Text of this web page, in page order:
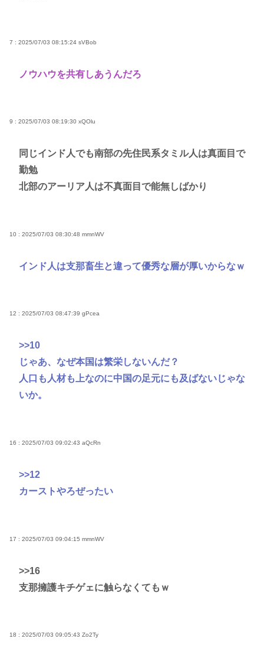
7 : 2025/07/03 08:15:24 sVBob
ノウハウを共有しあうんだろ
9 : 2025/07/03 08:19:30 xQOlu
同じインド人でも南部の先住民系タミル人は真面目で
勤勉
北部のアーリア人は不真面目で能無しばかり
10 : 2025/07/03 08:30:48 mmnWV
インド人は支那畜生と違って優秀な層が厚いからなｗ
12 : 2025/07/03 08:47:39 gPcea
>>10
じゃあ、なぜ本国は繁栄しないんだ？
人口も人材も上なのに中国の足元にも及ばないじゃな
いか。
16 : 2025/07/03 09:02:43 aQcRn
>>12
カーストやろぜったい
17 : 2025/07/03 09:04:15 mmnWV
>>16
支那擁護キチゲェに触らなくてもｗ
18 : 2025/07/03 09:05:43 Zo2Ty